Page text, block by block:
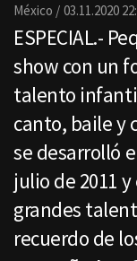
México 03.11.2020
ESPECIAL.-
show con un
talento
canto, baile y
se desarrolló
julio de 2011
grandes
recuerdo de